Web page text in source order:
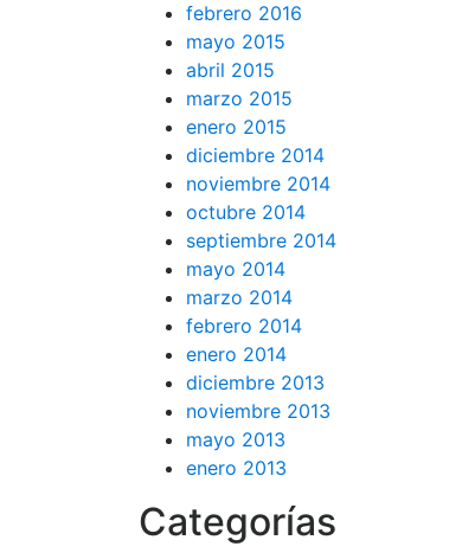
febrero 2016
mayo 2015
abril 2015
marzo 2015
enero 2015
diciembre 2014
noviembre 2014
octubre 2014
septiembre 2014
mayo 2014
marzo 2014
febrero 2014
enero 2014
diciembre 2013
noviembre 2013
mayo 2013
enero 2013
Categorías